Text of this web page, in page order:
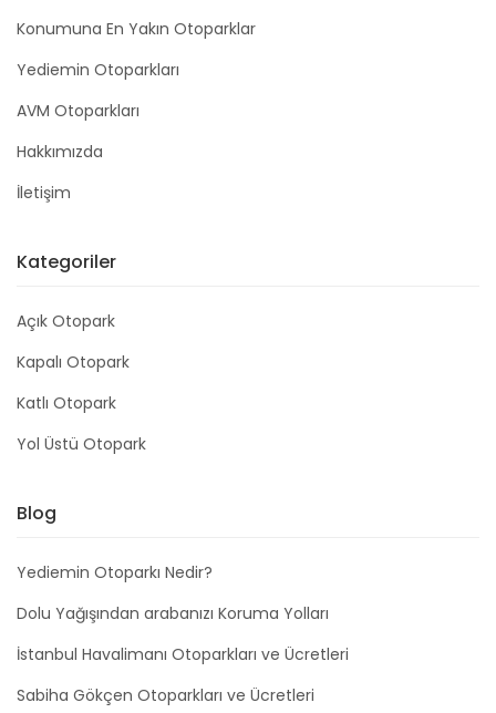
Konumuna En Yakın Otoparklar
Yediemin Otoparkları
AVM Otoparkları
Hakkımızda
İletişim
Kategoriler
Açık Otopark
Kapalı Otopark
Katlı Otopark
Yol Üstü Otopark
Blog
Yediemin Otoparkı Nedir?
Dolu Yağışından arabanızı Koruma Yolları
İstanbul Havalimanı Otoparkları ve Ücretleri
Sabiha Gökçen Otoparkları ve Ücretleri